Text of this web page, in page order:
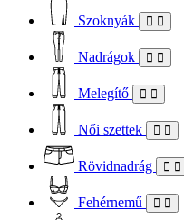
Szoknyák
Nadrágok
Melegítő
Női szettek
Rövidnadrág
Fehérnemű